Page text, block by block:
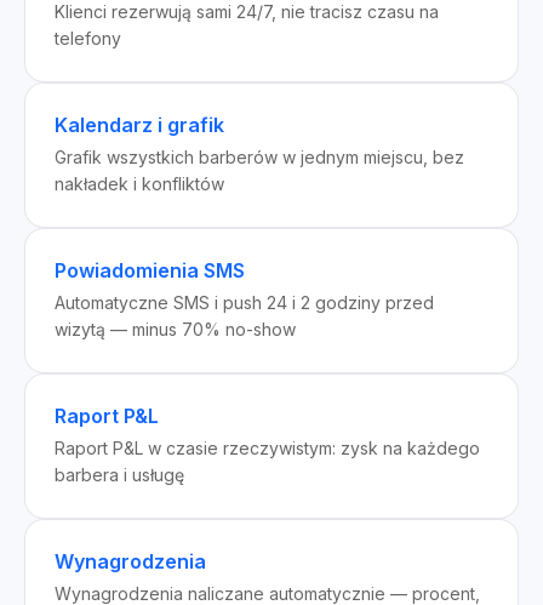
Klienci rezerwują sami 24/7, nie tracisz czasu na
telefony
Kalendarz i grafik
Grafik wszystkich barberów w jednym miejscu, bez
nakładek i konfliktów
Powiadomienia SMS
Automatyczne SMS i push 24 i 2 godziny przed
wizytą — minus 70% no-show
Raport P&L
Raport P&L w czasie rzeczywistym: zysk na każdego
barbera i usługę
Wynagrodzenia
Wynagrodzenia naliczane automatycznie — procent,